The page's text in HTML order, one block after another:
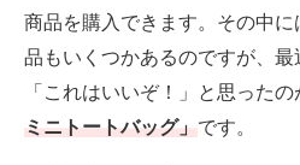
メディア
商品を購入できます。その中
品もいくつかあるのですが、
「これはいいぞ！」と思ったの
ミニトートバッグ」です。